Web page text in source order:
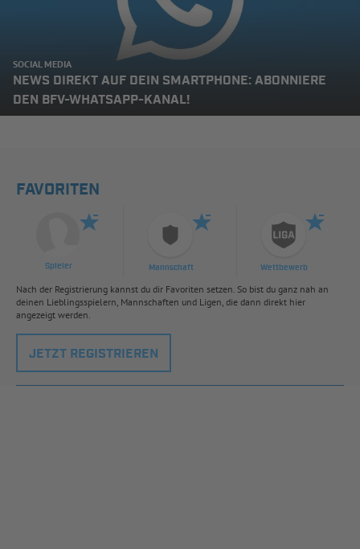
SOCIAL MEDIA
NEWS DIREKT AUF DEIN SMARTPHONE: ABONNIERE
DEN BFV-WHATSAPP-KANAL!
FAVORITEN
Spieler Mannschaft Wettbewerb
Nach der Registrierung kannst du dir Favoriten setzen. So bist du ganz nah an
deinen Lieblingsspielern, Mannschaften und Ligen, die dann direkt hier
angezeigt werden.
JETZT REGISTRIEREN